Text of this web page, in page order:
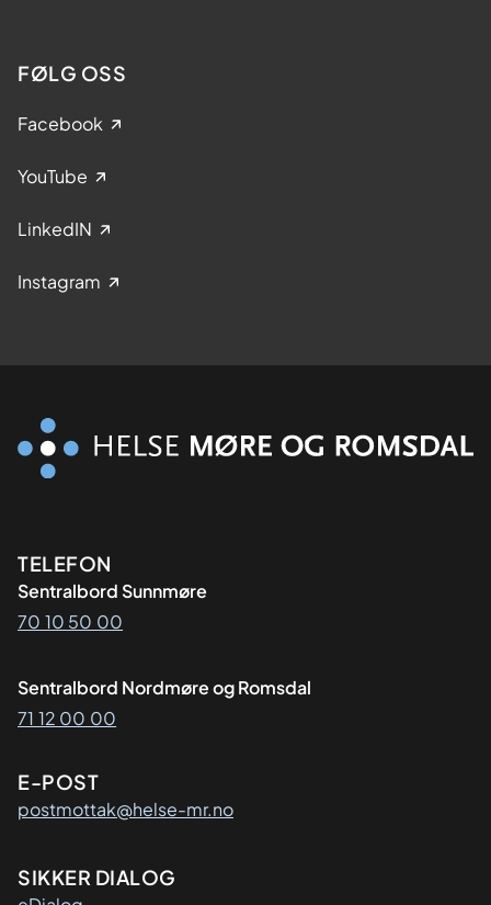
FØLG OSS
Facebook
YouTube
LinkedIN
Instagram
Kontaktinformasjon
TELEFON
Sentralbord Sunnmøre
70 10 50 00
Sentralbord Nordmøre og Romsdal
71 12 00 00
E-POST
postmottak@helse-mr.no
SIKKER DIALOG